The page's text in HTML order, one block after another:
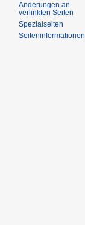
Änderungen an
verlinkten Seiten
Spezialseiten
Seiten­informationen